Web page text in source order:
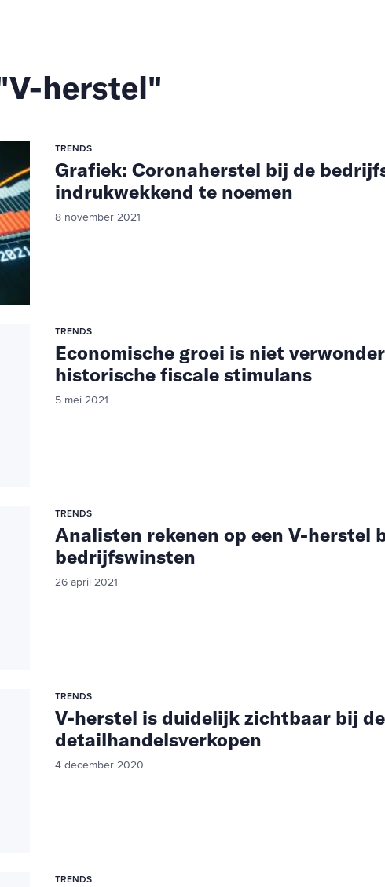
herstel"
TRENDS
Grafiek: Coronaherstel bij de
indrukwekkend te noemen
8 november 2021
TRENDS
Economische groei is niet
historische fiscale stimulans
5 mei 2021
TRENDS
Analisten rekenen op een V-herstel
bedrijfswinsten
26 april 2021
TRENDS
V-herstel is duidelijk zichtbaar bij de
detailhandelsverkopen
4 december 2020
TRENDS